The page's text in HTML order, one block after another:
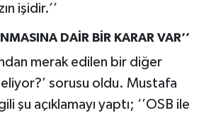
işidir.’’
DAİR BİR KARAR VAR’’
merak edilen bir diğer
sorusu oldu. Mustafa
şu açıklamayı yaptı; ‘’OSB ile